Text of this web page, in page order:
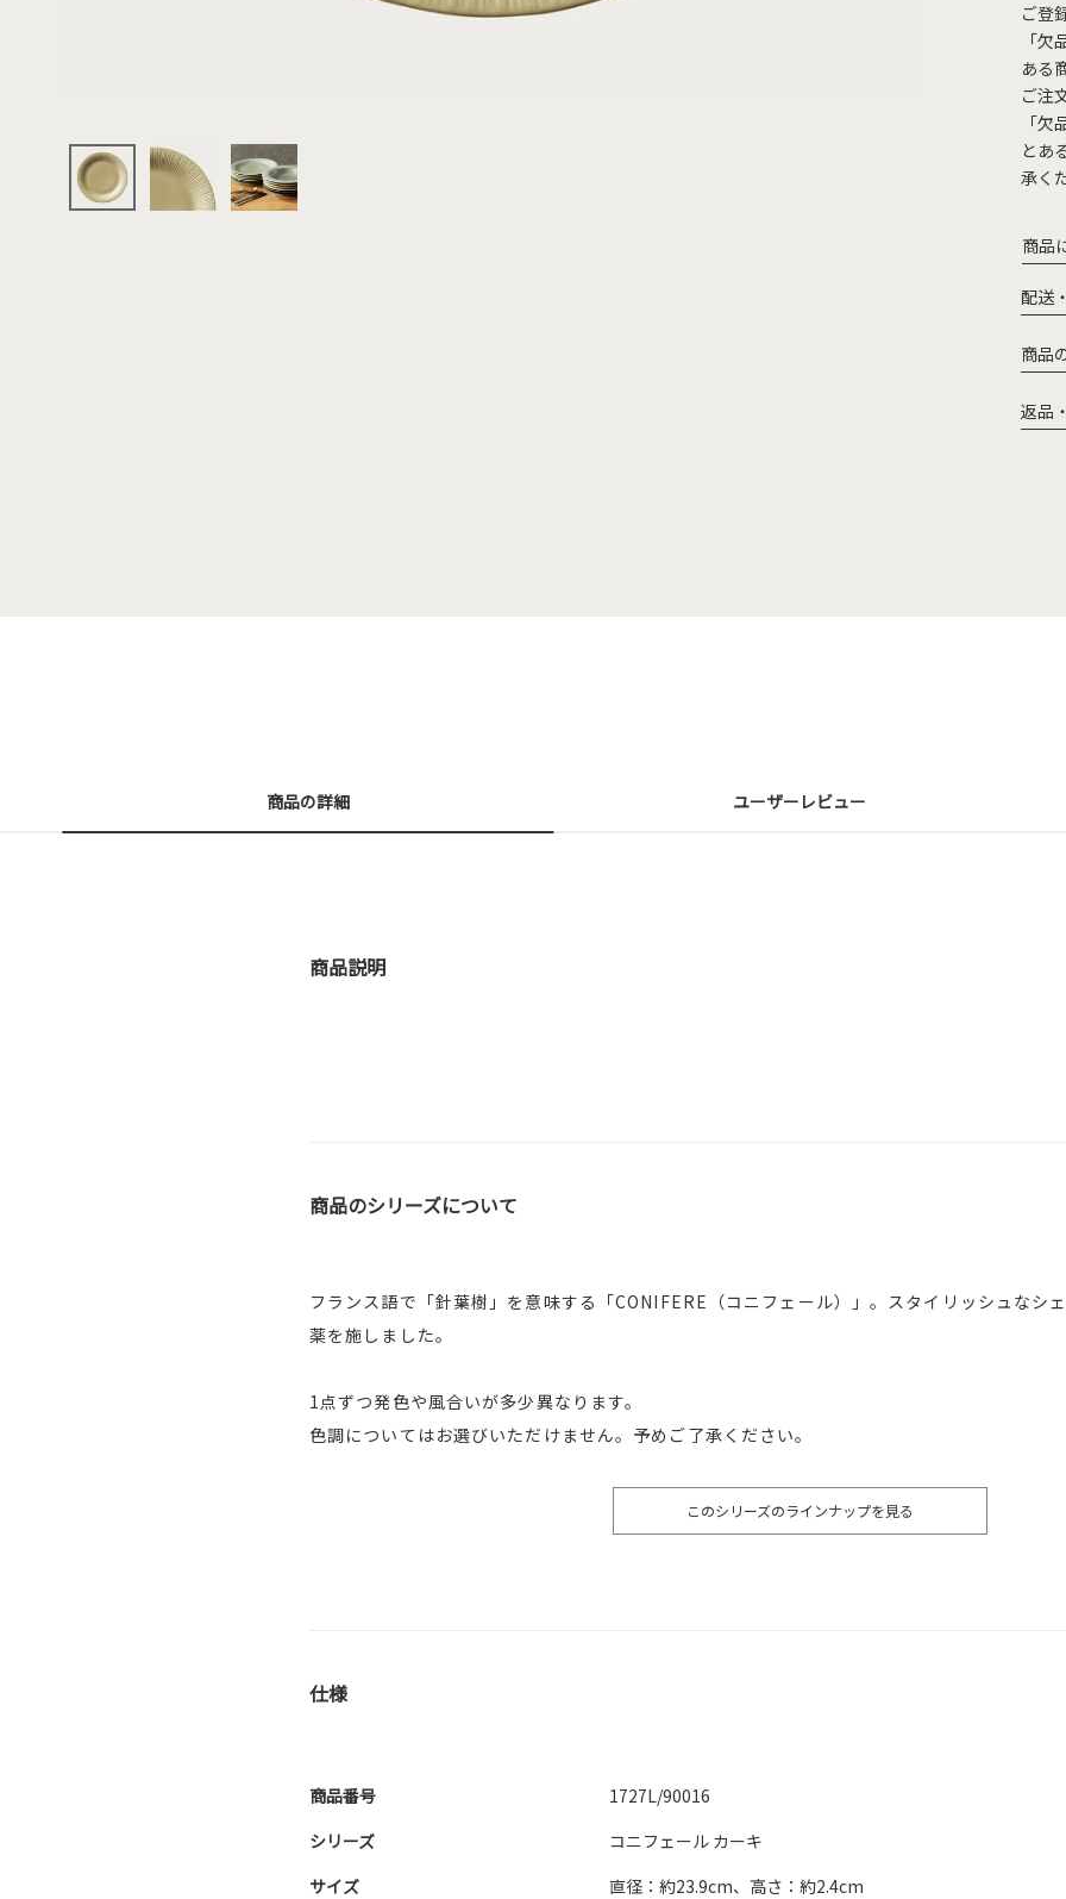
ご登
「
ある
ご注
「
とあ
承く
商品
配送
商品
返品
商品の詳細 ユーザーレビュー
商品説明
商品のシリーズについて
フランス語で「針葉樹」を意味する「CONIFERE（コニフェール）」。スタイリッシュなシ
薬を施しました。
1点ずつ発色や風合いが多少異なります。
色調についてはお選びいただけません。予めご了承ください。
このシリーズのラインナップを見る
仕様
商品番号
1727L/90016
シリーズ
コニフェール カーキ
サイズ
直径：約23.9cm、高さ：約2.4cm